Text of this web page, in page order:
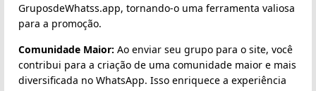
GruposdeWhatss.app, tornando-o uma ferramenta valiosa
para a promoção.
Comunidade Maior: Ao enviar seu grupo para o site, você
contribui para a criação de uma comunidade maior e mais
diversificada no WhatsApp. Isso enriquece a experiência